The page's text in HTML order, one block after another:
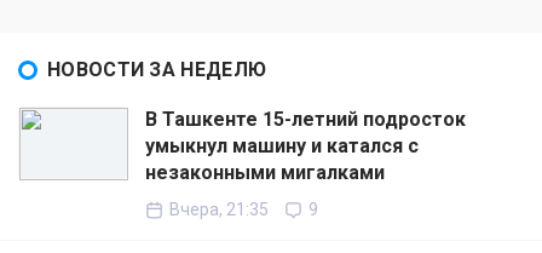
НОВОСТИ ЗА НЕДЕЛЮ
В Ташкенте 15-летний подросток
умыкнул машину и катался с
незаконными мигалками
Вчера, 21:35 9